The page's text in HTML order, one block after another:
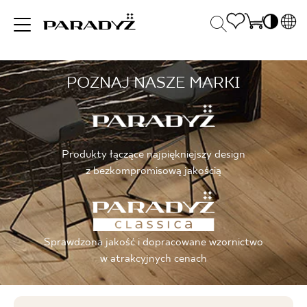
EN
SK
DE
UK
RU
INSPIRACJE
PRODUKTY
KOLEKCJE
DLA BIZNESU
Produkty łączące najpiękniejszy design
z bezkompromisową jakością
POZNAJ NASZE MARKI
Sprawdzona jakość i dopracowane wzornictwo
w atrakcyjnych cenach